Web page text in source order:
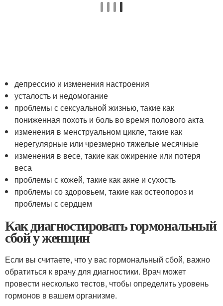
депрессию и изменения настроения
усталость и недомогание
проблемы с сексуальной жизнью, такие как
пониженная похоть и боль во время полового акта
изменения в менструальном цикле, такие как
нерегулярные или чрезмерно тяжелые месячные
изменения в весе, такие как ожирение или потеря
веса
проблемы с кожей, такие как акне и сухость
проблемы со здоровьем, такие как остеопороз и
проблемы с сердцем
Как диагностировать гормональный
сбой у женщин
Если вы считаете, что у вас гормональный сбой, важно
обратиться к врачу для диагностики. Врач может
провести несколько тестов, чтобы определить уровень
гормонов в вашем организме.